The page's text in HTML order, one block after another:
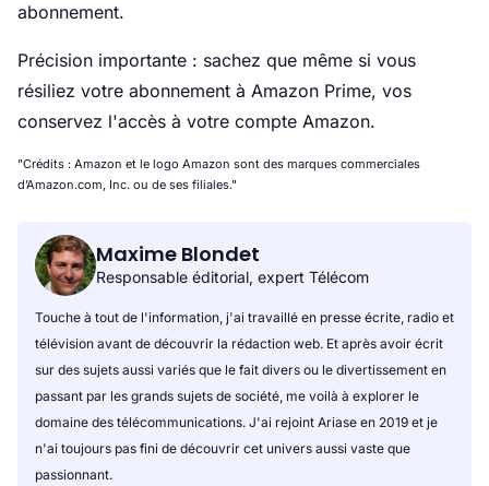
abonnement.
Précision importante : sachez que même si vous
résiliez votre abonnement à Amazon Prime, vos
conservez l'accès à votre compte Amazon.
"Crédits : Amazon et le logo Amazon sont des marques commerciales
d’Amazon.com, Inc. ou de ses filiales."
Maxime Blondet
Responsable éditorial, expert Télécom
Touche à tout de l'information, j'ai travaillé en presse écrite, radio et
télévision avant de découvrir la rédaction web. Et après avoir écrit
sur des sujets aussi variés que le fait divers ou le divertissement en
passant par les grands sujets de société, me voilà à explorer le
domaine des télécommunications. J'ai rejoint Ariase en 2019 et je
n'ai toujours pas fini de découvrir cet univers aussi vaste que
passionnant.